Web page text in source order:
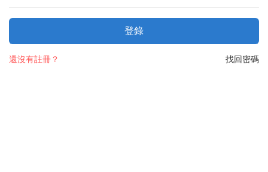
登錄
找回密碼
還沒有註冊？